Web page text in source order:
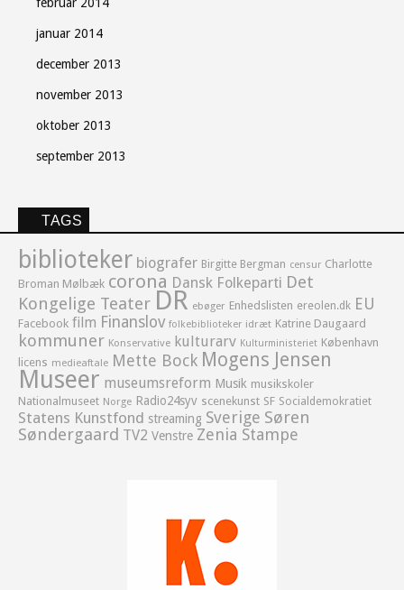
januar 2014
december 2013
november 2013
oktober 2013
september 2013
TAGS
biblioteker biografer Birgitte Bergman censur Charlotte
Broman Mølbæk corona Dansk Folkeparti Det
Kongelige Teater DR ebøger Enhedslisten ereolen.dk EU
Facebook film Finanslov folkebiblioteker idræt Katrine Daugaard
kommuner Konservative kulturarv Kulturministeriet København
licens medieaftale Mette Bock Mogens Jensen
Museer museumsreform Musik musikskoler
Nationalmuseet Norge Radio24syv scenekunst SF Socialdemokratiet
Statens Kunstfond streaming Sverige Søren
Søndergaard TV2 Venstre Zenia Stampe